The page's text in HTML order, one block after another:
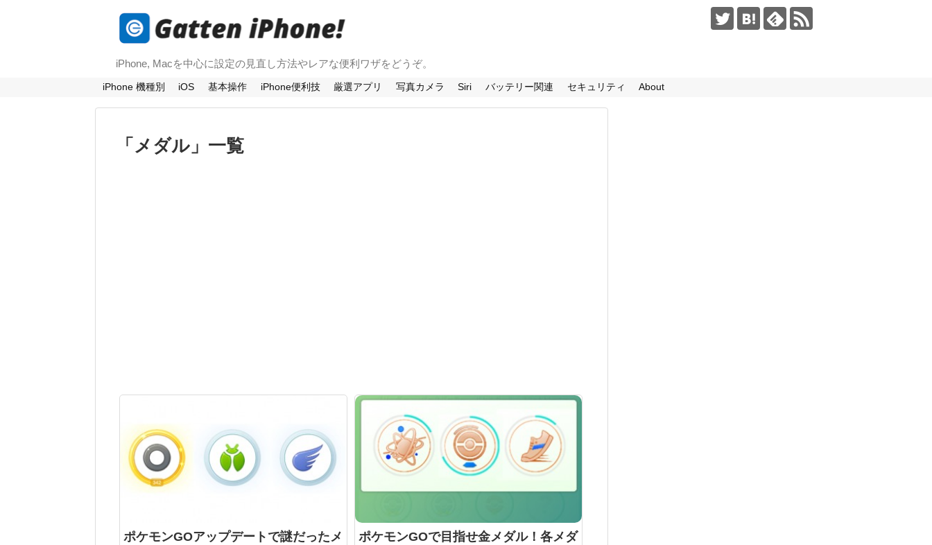
iPhone, Macを中心に設定の見直し方法やレアな便利ワザをどうぞ。
iPhone 機種別 iOS 基本操作 iPhone便利技 厳選アプリ 写真カメラ Siri バッテリー関連 セキュリティ About
「 メダル 」 一覧
ポケモンGOアップデートで謎だったメ
ポケモンGOで目指せ金メダル！各メダ